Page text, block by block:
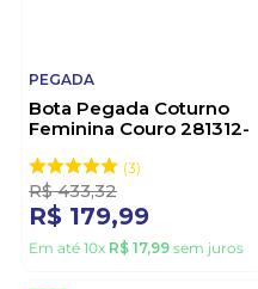
PEGADA
Bota Pegada Coturno
Feminina Couro 281312-
3
R$ 433,32
R$ 179,99
Em até 10x R$ 17,99 sem juros